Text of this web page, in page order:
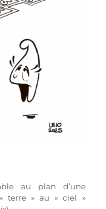
au plan d’une
terre » au « ciel »